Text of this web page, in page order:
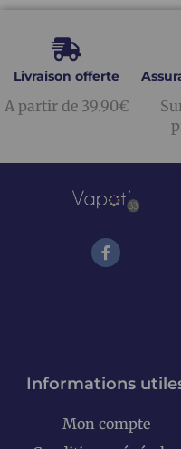
Livraison offerte
A partir de 39.90€
Informations
Mon compte